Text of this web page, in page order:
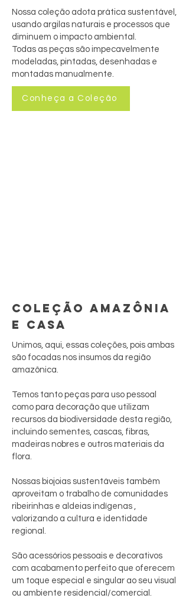
Nossa coleção adota prática sustentável,
usando argilas naturais e processos que
diminuem o impacto ambiental.
Todas as peças são impecavelmente
modeladas, pintadas, desenhadas e
montadas manualmente.
Conheça a Coleção
COLEÇÃO AMAZÔNIA
E CASA
Unimos, aqui, essas coleções, pois ambas
são focadas nos insumos da região
amazônica.
Temos tanto peças para uso pessoal
como para decoração que utilizam
recursos da biodiversidade desta região,
incluindo sementes, cascas, fibras,
madeiras nobres e outros materiais da
flora.
Nossas biojoias sustentáveis também
aproveitam o trabalho de comunidades
ribeirinhas e aldeias indígenas ,
valorizando a cultura e identidade
regional.
São acessórios pessoais e decorativos
com acabamento perfeito que oferecem
um toque especial e singular ao seu visual
ou ambiente residencial/comercial.